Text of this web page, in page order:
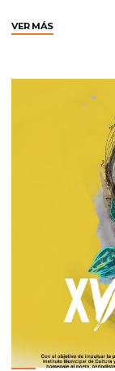
VER MÁS"Invita
show